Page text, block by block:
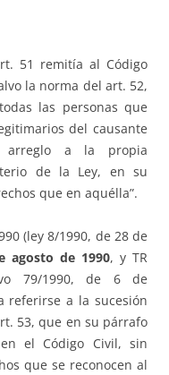
51 remitía al Código
la norma del art. 52,
las personas que
del causante
arreglo a la propia
de la Ley, en su
que en aquélla”.
(ley 8/1990, de 28 de
agosto de 1990, y TR
79/1990, de 6 de
referirse a la sucesión
53, que en su párrafo
el Código Civil, sin
que se reconocen al